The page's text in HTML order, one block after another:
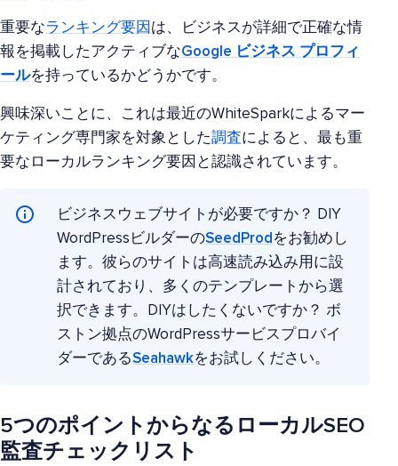
重要なランキング要因 は、ビジネスが詳細で正確な情
報を掲載したアクティブなGoogle ビジネス プロフィ
ールを持っているかどうかです。
興味深いことに、これは最近のWhiteSparkによるマー
ケティング専門家を対象とした調査によると、最も重
要なローカルランキング要因と認識されています。
ビジネスウェブサイトが必要ですか？ DIY
WordPressビルダーのSeedProd をお勧めし
ます。彼らのサイトは高速読み込み用に設
計されており、多くのテンプレートから選
択できます。DIYはしたくないですか？ ボ
ストン拠点のWordPressサービスプロバイ
ダーであるSeahawkをお試しください。
5つのポイントからなるローカルSEO
監査チェックリスト